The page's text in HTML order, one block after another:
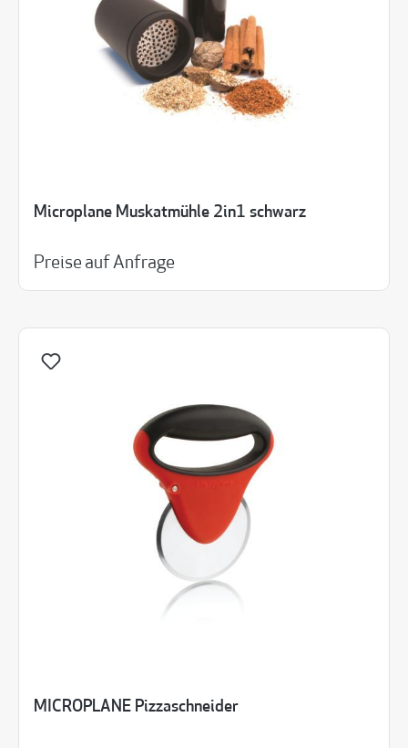
Microplane Muskatmühle 2in1 schwarz
Preise auf Anfrage
MICROPLANE Pizzaschneider